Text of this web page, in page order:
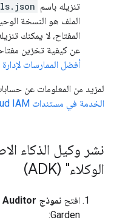
تنزيله باسم
الملف هو النسخة
المفتاح، لا يمكنك
عن كيفية تخزين
أفضل الممارسات
لمزيد من المعلومات عن
الخدمة في مستندات Google Cloud IAM
نشر وكيل الذكاء
الوكلاء" (ADK)
افتح نموذج LLM Auditor
Garden: